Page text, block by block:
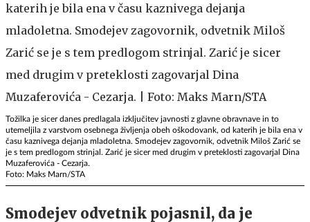
Tožilka je sicer danes predlagala izključitev javnosti z glavne obravnave in to
utemeljila z varstvom osebnega življenja obeh oškodovank, od katerih je bila ena v
času kaznivega dejanja mladoletna. Smodejev zagovornik, odvetnik Miloš Zarić se
je s tem predlogom strinjal. Zarić je sicer med drugim v preteklosti zagovarjal Dina
Muzaferovića - Cezarja.
Foto: Maks Marn/STA
Smodejev odvetnik pojasnil, da je